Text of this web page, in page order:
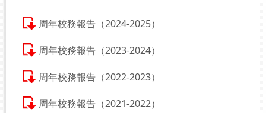
周年校務報告（2024-2025）
周年校務報告（2023-2024）
周年校務報告（2022-2023）
周年校務報告（2021-2022）